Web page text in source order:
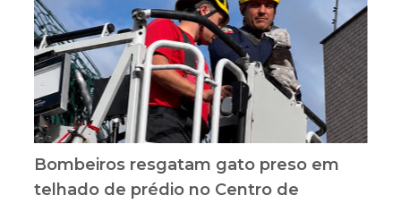
Bombeiros resgatam gato preso em
telhado de prédio no Centro de